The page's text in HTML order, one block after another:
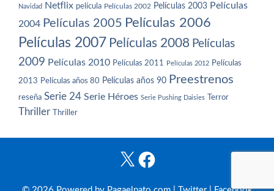
Navidad Netflix película Películas 2002 Películas 2003 Películas
2004 Películas 2005 Películas 2006
Películas 2007 Películas 2008 Películas
2009 Películas 2010 Películas 2011 Películas 2012 Películas
2013 Películas años 80 Películas años 90 Preestrenos
reseña Serie 24 Serie Héroes Serie Pushing Daisies Terror
Thriller Thriller
X Facebook